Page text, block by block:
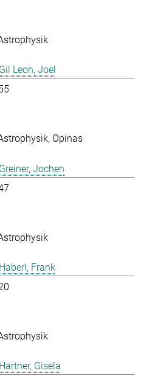
Gil Leon, Joel
Opinas
Greiner, Jochen
Haberl, Frank
Hartner, Gisela